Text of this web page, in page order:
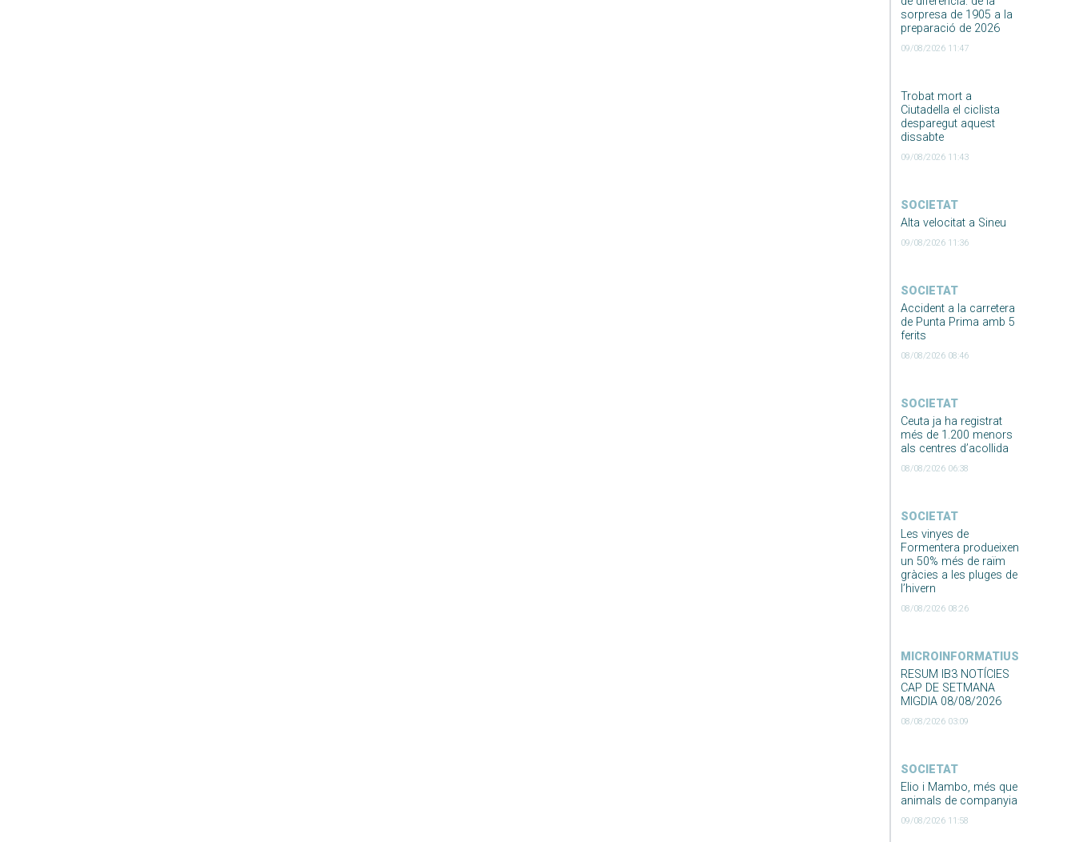
sorpresa de 1905 a la
preparació de 2026
09/08/2026 11:47
Trobat mort a
Ciutadella el ciclista
desparegut aquest
dissabte
09/08/2026 11:43
SOCIETAT
Alta velocitat a Sineu
09/08/2026 11:36
SOCIETAT
Accident a la carretera
de Punta Prima amb 5
ferits
08/08/2026 08:46
SOCIETAT
Ceuta ja ha registrat
més de 1.200 menors
als centres d’acollida
08/08/2026 06:38
SOCIETAT
Les vinyes de
Formentera produeixen
un 50% més de raïm
gràcies a les pluges de
l’hivern
08/08/2026 08:26
MICROINFORMATIUS
RESUM IB3 NOTÍCIES
CAP DE SETMANA
MIGDIA 08/08/2026
08/08/2026 03:09
SOCIETAT
Elio i Mambo, més que
animals de companyia
09/08/2026 11:58